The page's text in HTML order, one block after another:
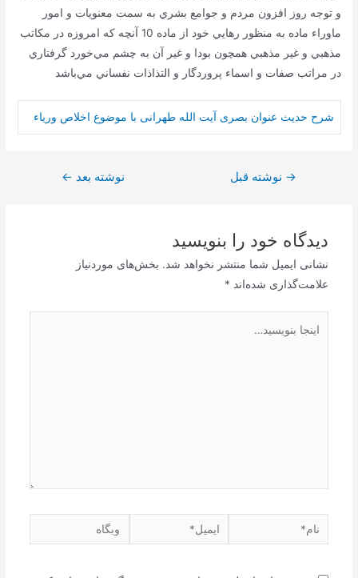
و توجه روز افزون مردم و جوامع بشري به سمت معنويات و امور
ماوراء ماده به منظور رهايي خود از ماده 10 آنچه كه امروزه در مكاتب
مذهبي و غير مذهبي همچون بودا و غير آن به چشم مي‌خورد گرفتاري
در مراتب صفات و اسماء پروردگار و التذاذات نفساني مي‌باشد
شرح حدیث عنوان بصری آیت الله طهرانی با موضوع اخلاص وریاء
راهبری
→ نوشته قبل نوشته بعد ←
دیدگاه‌ خود را بنویسید
نشانی ایمیل شما منتشر نخواهد شد. بخش‌های موردنیاز
علامت‌گذاری شده‌اند *
بنویسید…
نام* ایمیل* وبگاه